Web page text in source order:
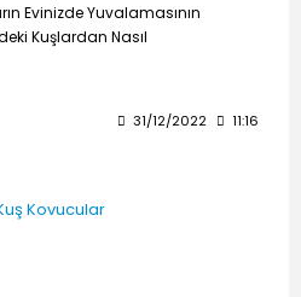
Evinizde Yuvalamasının
Kuşlardan Nasıl
31/12/2022 11:16